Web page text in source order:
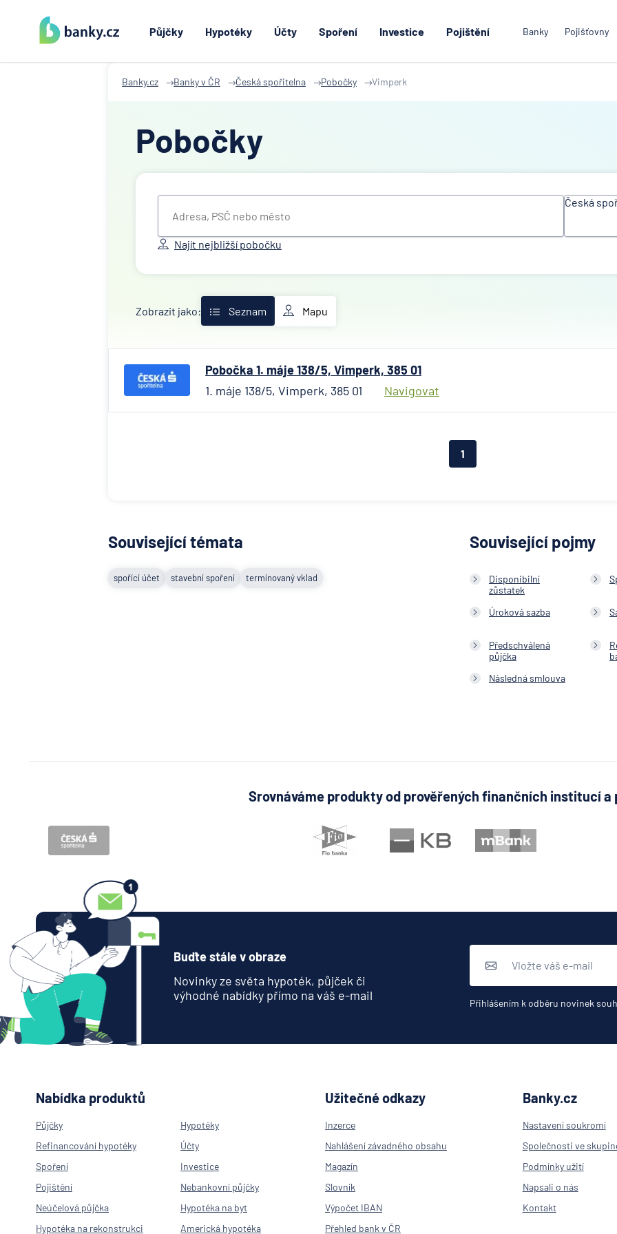
Půjčky Hypotéky Účty Spoření Investice Pojištění Banky Pojišťovny
Banky.cz Banky v ČR Česká spořitelna Pobočky Vimperk
Pobočky
Česká
AWP
BNP
Cardif
Česká
banka
Česká
národní
penzijní
ČSOB
ČSOB
Poštovní
D.A.S.
Najít nejbližší pobočku
Zobrazit jako: Seznam Mapu
Pobočka 1. máje 138/5, Vimperk, 385 01
1. máje 138/5, Vimperk, 385 01
Navigovat
1
Související témata
spořící účet stavební spoření termínovaný vklad
Související pojmy
Disponibilní
zůstatek
Úroková sazba
Předschválená
půjčka
Následná smlouva
Srovnáváme produkty od prověřených finančních institucí a
Buďte stále v obraze
Novinky ze světa hypoték, půjček či
výhodné nabídky přímo na váš e-mail
Přihlášením k odběru novinek
Nabídka produktů
Půjčky
Hypotéky
Refinancování hypotéky
Účty
Spoření
Investice
Pojištění
Nebankovní půjčky
Neúčelová půjčka
Hypotéka na byt
Hypotéka na rekonstrukci
Americká hypotéka
Užitečné odkazy
Inzerce
Nahlášení závadného obsahu
Magazín
Slovník
Výpočet IBAN
Přehled bank v ČR
Banky.cz
Nastavení soukromí
Společnosti ve
Podmínky užití
Napsali o nás
Kontakt